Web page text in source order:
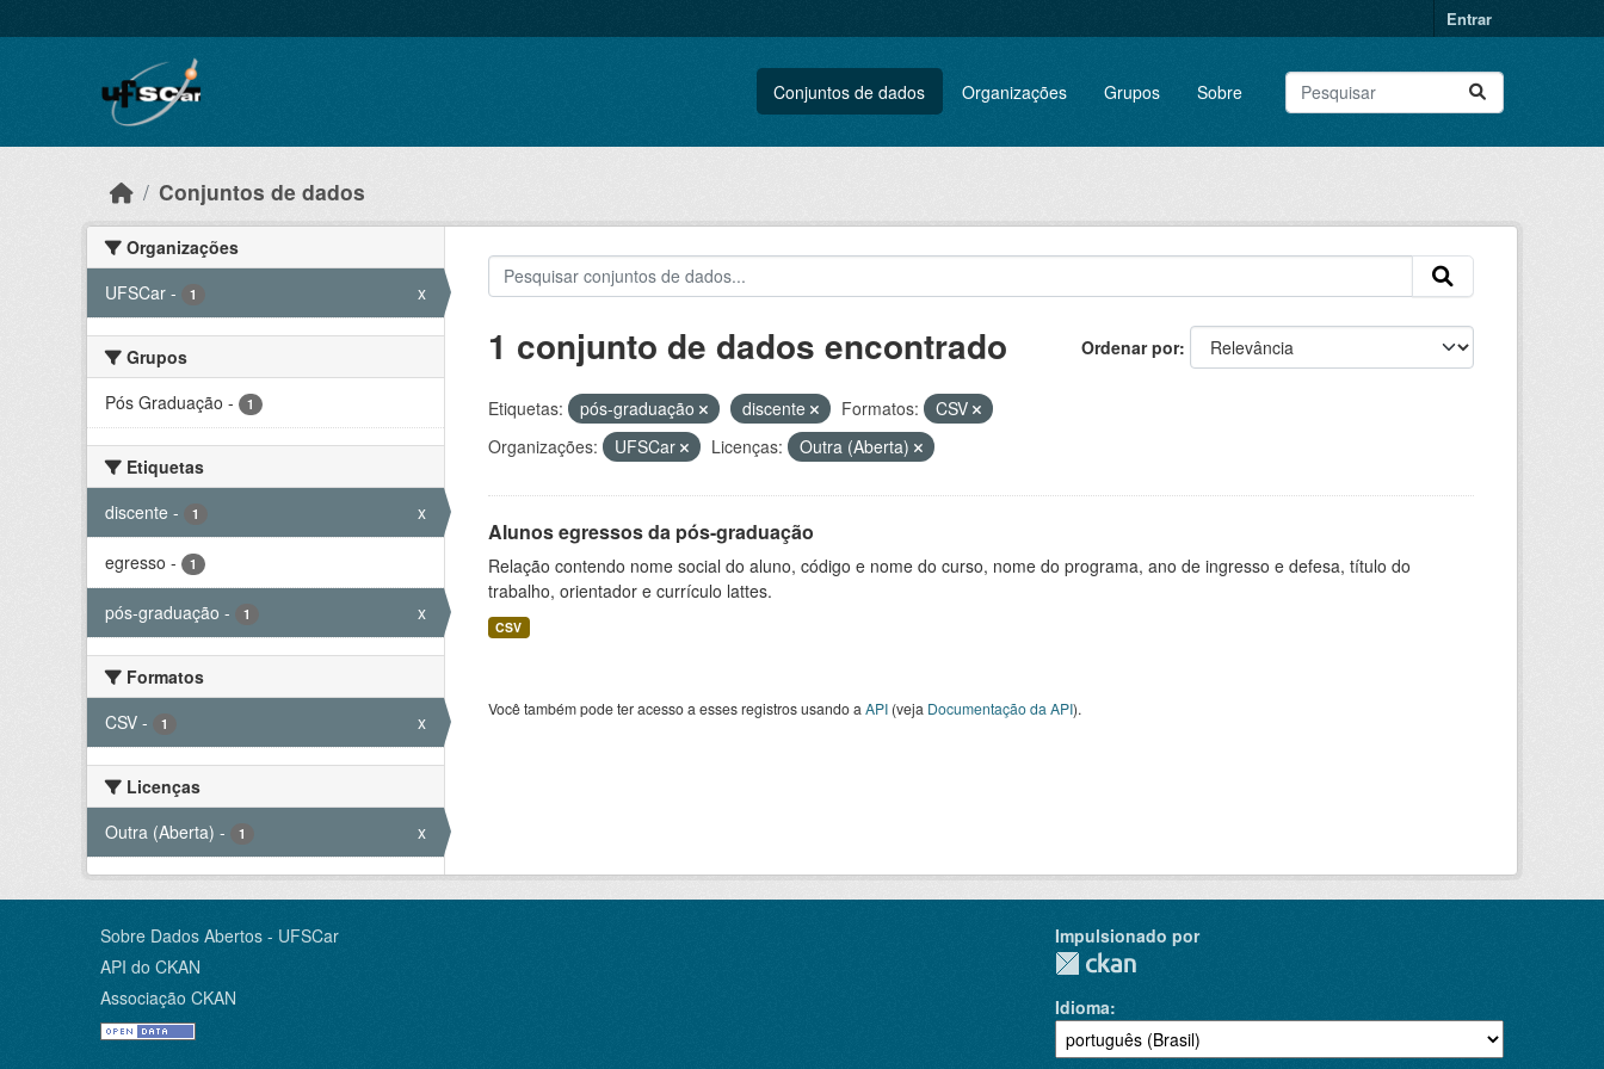
Entrar
Conjuntos de dados Organizações Grupos Sobre
Conjuntos de dados
Organizações
UFSCar - 1 x
Grupos
Pós Graduação - 1
Etiquetas
discente - 1 x
egresso - 1
pós-graduação - 1 x
Formatos
CSV - 1 x
Licenças
Outra (Aberta) - 1 x
Ordenar por
1 conjunto de dados encontrado
Etiquetas: pós-graduação discente Formatos:
CSV
Organizações:
UFSCar Licenças: Outra (Aberta)
Alunos egressos da pós-graduação
Relação contendo nome social do aluno, código e nome do curso, nome do programa, ano de ingresso e defesa, título do
trabalho, orientador e currículo lattes.
CSV
Você também pode ter acesso a esses registros usando a API(veja Documentação da API).
Sobre Dados Abertos - UFSCar
API do CKAN
Associação CKAN
Impulsionado por
Idioma